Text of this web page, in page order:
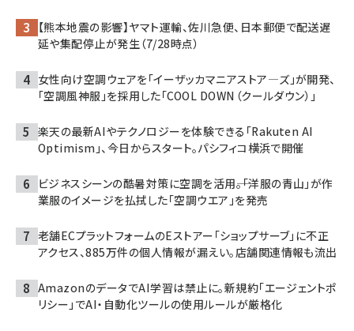
【熊本地震の影響】ヤマト運輸、佐川急便、日本郵便で配送遅
延や集配停止が発生（7/28時点）
女性向け空調ウェアを「イーザッカマニアストア―ズ」が開発、
「空調風神服」を採用した「COOL DOWN（クールダウン）」
楽天の最新AIやテクノロジーを体験できる「Rakuten AI
Optimism」、今日からスタート。パシフィコ横浜で開催
ビジネスシーンの酷暑対策に空調を活用――。「洋服の青山」が作
業服のイメージを払拭した「空調ウエア」を発売
老舗ECプラットフォームのEストアー「ショップサーブ」に不正
アクセス、885万件の個人情報が漏えい。店舗関連情報も流出
AmazonのデータでAI学習は禁止に。新規約「エージェントポ
リシー」でAI・自動化ツールの使用ルールが厳格化